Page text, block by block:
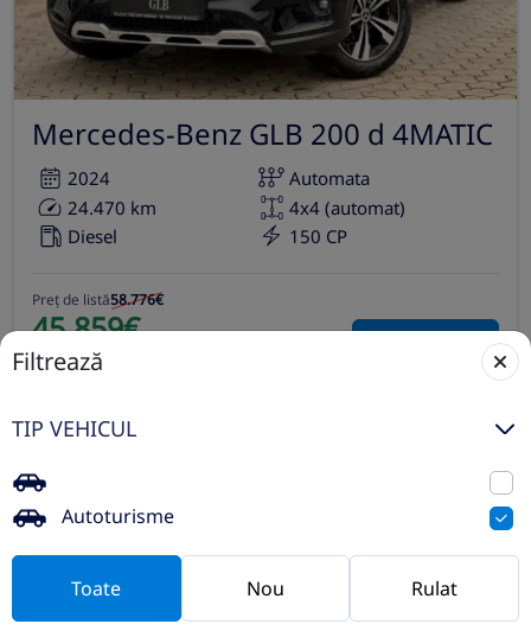
Mercedes-Benz GLB 200 d 4MATIC
2024
Automata
24.470 km
4x4 (automat)
Diesel
150 CP
Preț de listă58.776€
45.859€
TVA inclus deductibil
Filtrează
TIP VEHICUL
Autoturisme
Toate Nou Rulat